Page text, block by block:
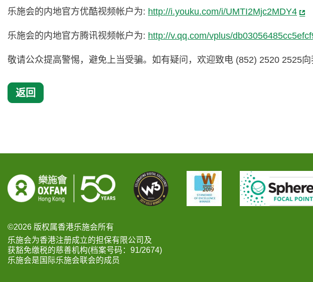
乐施会的内地官方优酷视频帐户为: http://i.youku.com/i/UMTI2Mjc2MDY4
乐施会的内地官方腾讯视频帐户为: http://v.qq.com/vplus/
敬请公众提高警惕，避免上当受骗。如有疑问，欢迎致电 (852) 2520 2525向
返回
©2026 版权属香港乐施会所有
乐施会为香港注册成立的担保有限公司及
获豁免缴税的慈善机构(档案号码：91/2674)
乐施会是国际乐施会联会的成员